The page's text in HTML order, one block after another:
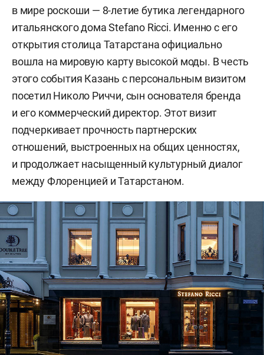
в мире роскоши — 8-летие бутика легендарного
итальянского дома Stefano Ricci. Именно с его
открытия столица Татарстана официально
вошла на мировую карту высокой моды. В честь
этого события Казань с персональным визитом
посетил Николо Риччи, сын основателя бренда
и его коммерческий директор. Этот визит
подчеркивает прочность партнерских
отношений, выстроенных на общих ценностях,
и продолжает насыщенный культурный диалог
между Флоренцией и Татарстаном.